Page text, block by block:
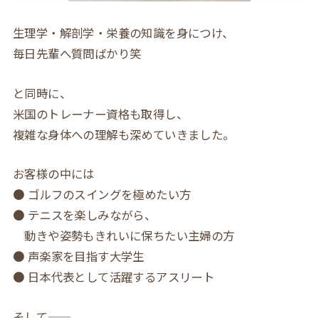
生理学・解剖学・栄養の知識を身につけ、
毎日先輩へ質問ばかり笑
と同時に、
米国のトレーナー資格も取得し、
複雑な身体への理解も深めていきました。
お客様の中には
● ゴルフのスイングを極めたい方
● テニスを楽しみながら、
動きや姿勢もきれいに保ちたい主婦の方
● 声楽家を目指す大学生
● 日本代表として活躍するアスリート